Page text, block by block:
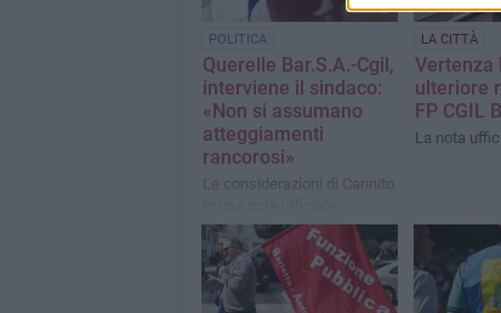
POLITICA
Querelle Bar.S.A.-Cgil,
interviene il sindaco:
«Non si assumano
atteggiamenti
rancorosi»
Le considerazioni di Cannito
«Confermo all'avvocatessa
Alessia De Finis la mia
fiducia»
LA CITTÀ
Vertenza
ulteriore
FP CGIL
La nota